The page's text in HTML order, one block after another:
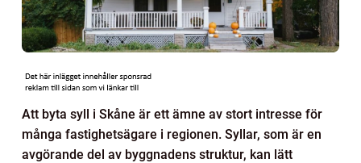
Att byta syll i Skåne är ett ämne av stort intresse för
många fastighetsägare i regionen. Syllar, som är en
avgörande del av byggnadens struktur, kan lätt